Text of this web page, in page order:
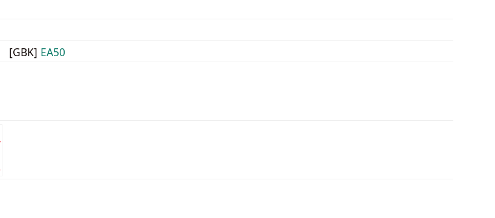
[GBK] EA50